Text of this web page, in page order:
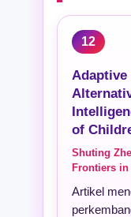
12
Adaptive
of
Shuting
Frontiers
Artikel